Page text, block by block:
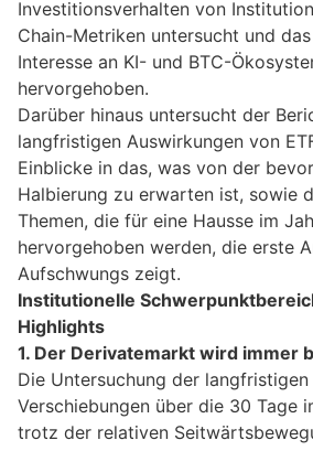
Investitionsverhalten von
Chain-Metriken untersucht und
Interesse an KI- und BTC-
hervorgehoben.
Darüber hinaus untersucht der
langfristigen Auswirkungen von
Einblicke in das, was von der
Halbierung zu erwarten ist, sowie
Themen, die für eine Hausse im
hervorgehoben werden, die erste
Aufschwungs zeigt.
Institutionelle
Highlights
1. Der Derivatemarkt wird immer
Die Untersuchung der
Verschiebungen über die 30 Tage
trotz der relativen